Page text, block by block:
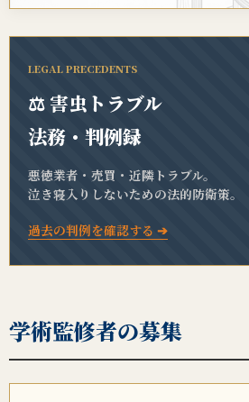
LEGAL PRECEDENTS
⚖️ 害虫トラブル
法務・判例録
悪徳業者・売買・近隣トラブル。
泣き寝入りしないための法的防衛策。
過去の判例を確認する ➔
学術監修者の募集